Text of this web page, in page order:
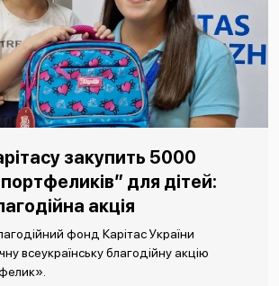
закупить 5000
для дітей:
акція
фонд Карітас України
всеукраїнську благодійну акцію